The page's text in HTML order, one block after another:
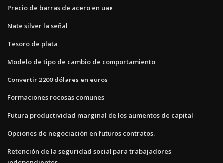
Precio de barras de acero en uae
Nate silver la señal
Tesoro de plata
Modelo de tipo de cambio de comportamiento
Convertir 2200 dólares en euros
Formaciones rocosas comunes
Futura productividad marginal de los aumentos de capital
Opciones de negociación en futuros contratos.
Retención de la seguridad social para trabajadores